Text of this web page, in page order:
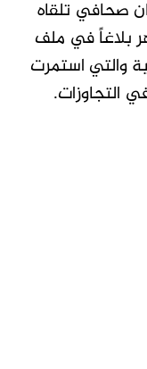
صحافي تلقاه
بلاغاً في ملف
والتي استمرت
التجاوزات.